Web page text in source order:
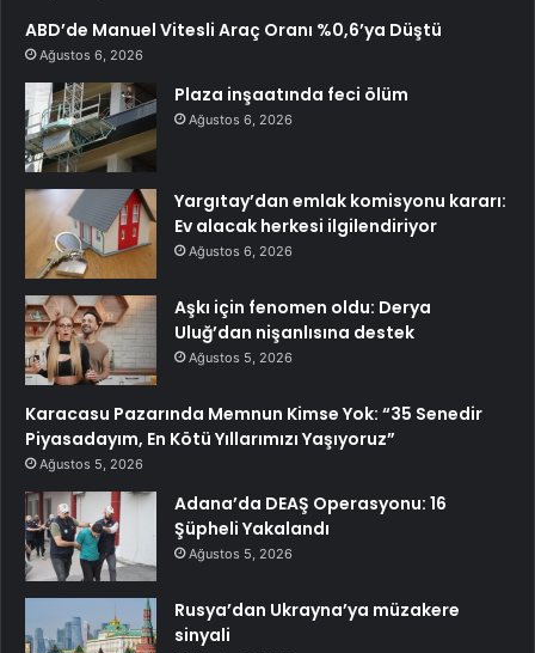
ABD’de Manuel Vitesli Araç Oranı %0,6’ya Düştü
Ağustos 6, 2026
Plaza inşaatında feci ölüm
Ağustos 6, 2026
Yargıtay’dan emlak komisyonu kararı:
Ev alacak herkesi ilgilendiriyor
Ağustos 6, 2026
Aşkı için fenomen oldu: Derya
Uluğ’dan nişanlısına destek
Ağustos 5, 2026
Karacasu Pazarında Memnun Kimse Yok: “35 Senedir
Piyasadayım, En Kötü Yıllarımızı Yaşıyoruz”
Ağustos 5, 2026
Adana’da DEAŞ Operasyonu: 16
Şüpheli Yakalandı
Ağustos 5, 2026
Rusya’dan Ukrayna’ya müzakere
sinyali